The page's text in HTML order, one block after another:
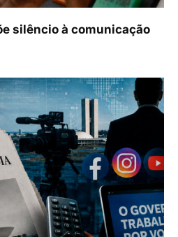
silêncio à comunicação